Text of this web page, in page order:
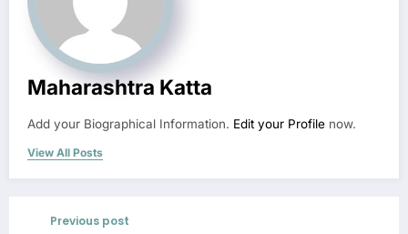
Maharashtra Katta
Add your Biographical Information. Edit your Profile now.
View All Posts
Previous post